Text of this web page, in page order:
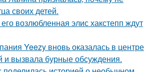
своих детей.
возлюбленная элис хакстепп ждут
Yeezy вновь оказалась в центре
и вызвала бурные обсуждения.